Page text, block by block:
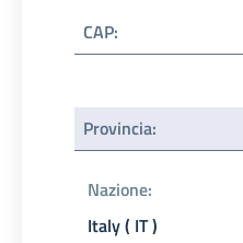
CAP:
Provincia:
Nazione: